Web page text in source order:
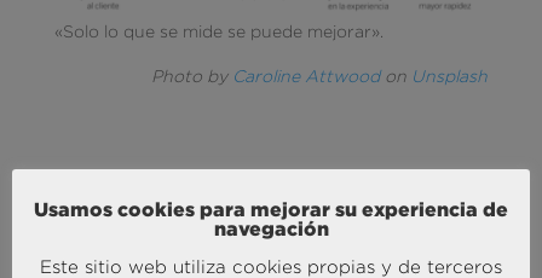
«Solo lo que se mide se puede mejorar».
Photo by Caroline Attwoodon Unsplash
Usamos cookies para mejorar su experiencia de
navegación
Este sitio web utiliza cookies propias y de terceros